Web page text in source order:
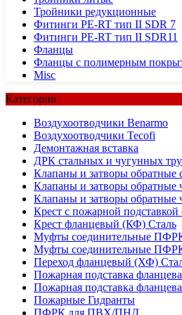
Тройники редукционные
Фитинги PE-RT тип II SDR 7
Фитинги PE-RT тип II SDR11
Фланцы
Фланцы с полимерным
Misc
Категории
Воздухоотводчики Benarmo
Воздухоотводчики Tecofi
Демонтажная вставка
ДРК стальных и чугунных
Клапаны и затворы обратные
Клапаны и затворы обратные
Клапаны и затворы
Крест с пожарной
Крест фланцевый (КФ) Сталь
Муфты соединительные
Муфты соединительные
Переход фланцевый (ХФ)
Пожарная подставка
Пожарная подставка
Пожарные Гидранты
ПФРК для ПВХ/ПНД